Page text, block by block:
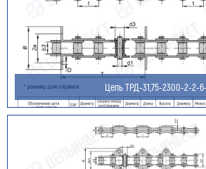
Цепь ТРД-31,75-2300-2-2-
Оставить заявку